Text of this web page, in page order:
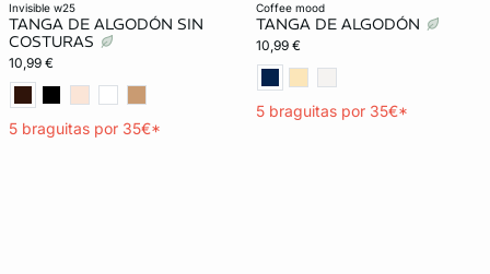
invisible w25
TANGA DE ALGODÓN SIN
COSTURAS
10,99 €
5 braguitas por 35€*
coffee mood
TANGA DE ALGODÓN
10,99 €
5 braguitas por 35€*